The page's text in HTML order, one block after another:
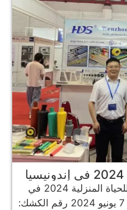
اسم المعرض: معرض الصين للحياة المنزلية 2024 في
إندونيسيا التاريخ: من 4 يونيو إلى 7 يونيو 2024 رقم الكشك: